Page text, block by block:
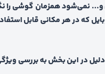
و... نمی‌شود همزمان گوشی را
که در هر مکانی قابل
دلیل در این بخش به بررسی